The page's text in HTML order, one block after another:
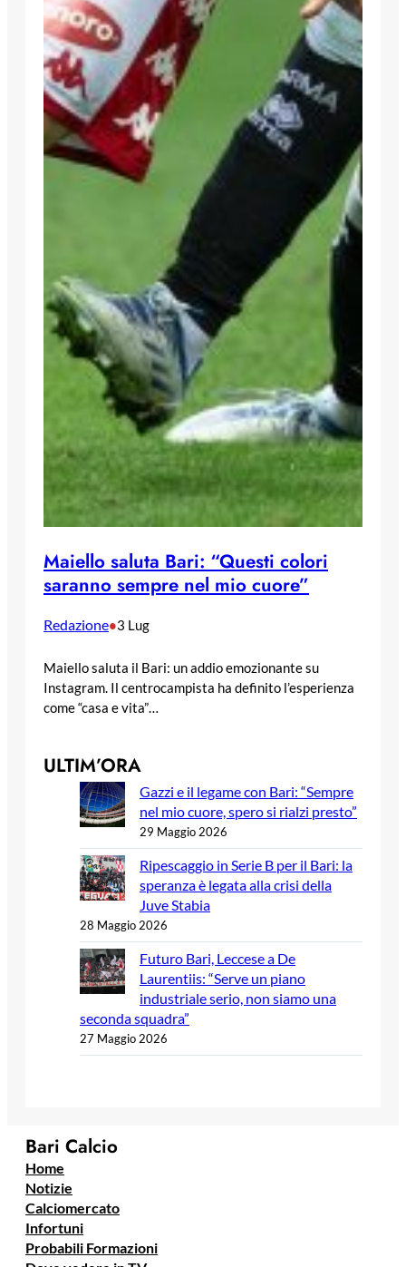
Maiello saluta Bari: “Questi colori
saranno sempre nel mio cuore”
Redazione•3 Lug
Maiello saluta il Bari: un addio emozionante su
Instagram. Il centrocampista ha definito l’esperienza
come “casa e vita”…
ULTIM’ORA
Gazzi e il legame con Bari: “Sempre
nel mio cuore, spero si rialzi presto”
29 Maggio 2026
Ripescaggio in Serie B per il Bari: la
speranza è legata alla crisi della
Juve Stabia
28 Maggio 2026
Futuro Bari, Leccese a De
Laurentiis: “Serve un piano
industriale serio, non siamo una
seconda squadra”
27 Maggio 2026
Bari Calcio
Home
Notizie
Calciomercato
Infortuni
Probabili Formazioni